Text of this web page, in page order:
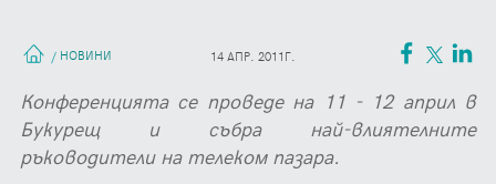
/ НОВИНИ 14 АПР. 2011Г.
Конференцията се проведе на 11 - 12 април в
Букурещ и събра най-влиятелните
ръководители на телеком пазара.